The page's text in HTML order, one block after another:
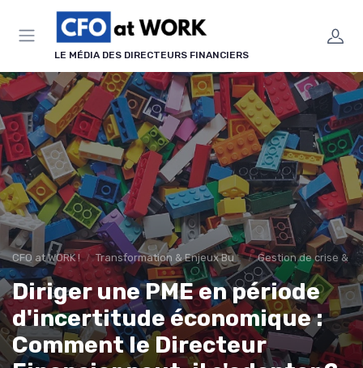
LE MÉDIA DES DIRECTEURS FINANCIERS
CFO at WORK ! Transformation & Enjeux Business Gestion de crise &
Diriger une PME en période
d'incertitude économique :
Comment le Directeur
Panneau de gestion des cookies